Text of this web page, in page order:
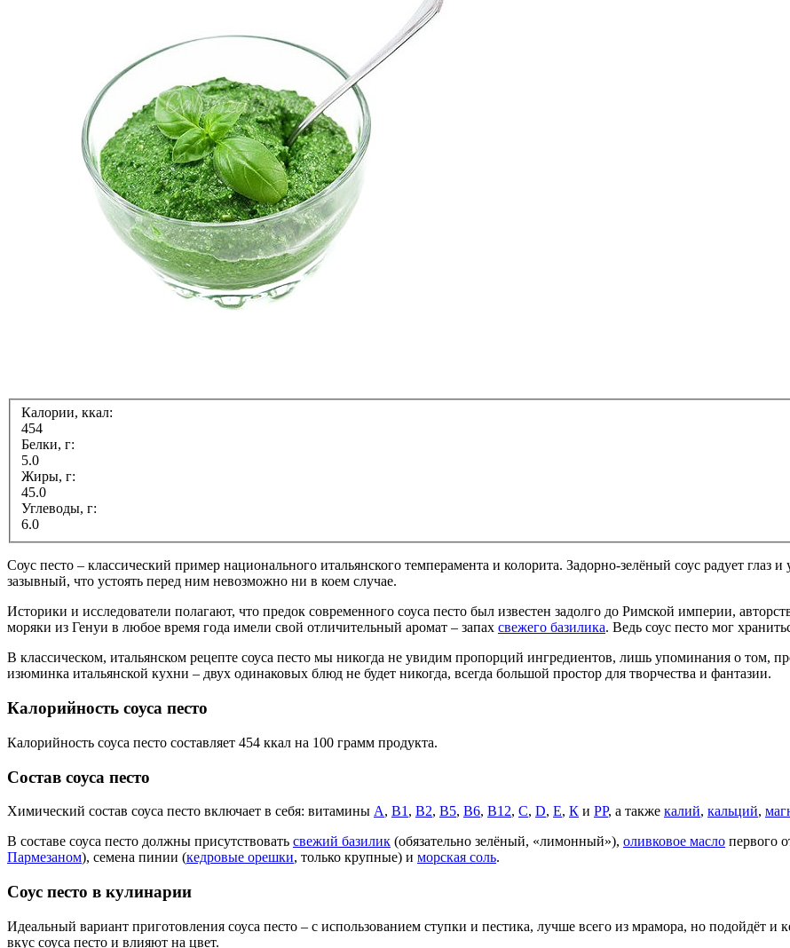
Калории, ккал:
454
Белки, г:
5.0
Жиры, г:
45.0
Углеводы, г:
6.0
Соус песто – классический пример национального итальянского темперамента и колорита. Задорно-зелёный соус радует глаз
зазывный, что устоять перед ним невозможно ни в коем случае.
Историки и исследователи полагают, что предок современного соуса песто был известен задолго до Римской империи,
моряки из Генуи в любое время года имели свой отличительный аромат – запах свежего базилика. Ведь соус песто мог
В классическом, итальянском рецепте соуса песто мы никогда не увидим пропорций ингредиентов, лишь упоминания о том,
изюминка итальянской кухни – двух одинаковых блюд не будет никогда, всегда большой простор для творчества и фантазии.
Калорийность соуса песто
Калорийность соуса песто составляет 454 ккал на 100 грамм продукта.
Состав соуса песто
Химический состав соуса песто включает в себя: витамины А, В1 , В2, В5, В6, В12, С, D, Е, К и РР, а также калий, кальций,
В составе соуса песто должны присутствовать свежий базилик (обязательно зелёный, «лимонный»), оливковое масло первого
Пармезаном), семена пинии (кедровые орешки, только крупные) и морская соль.
Соус песто в кулинарии
Идеальный вариант приготовления соуса песто – с использованием ступки и пестика, лучше всего из мрамора, но подойдёт
вкус соуса песто и влияют на цвет.